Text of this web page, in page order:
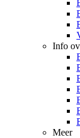
Info
Meer